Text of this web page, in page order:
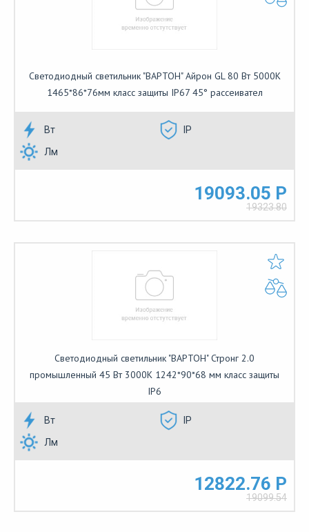
Светодиодный светильник "ВАРТОН" Айрон GL 80 Вт 5000К
1465*86*76мм класс защиты IP67 45° рассеивател
Вт
IP
Лм
19093.05 Р
19323.80
Светодиодный светильник "ВАРТОН" Стронг 2.0
промышленный 45 Вт 3000К 1242*90*68 мм класс защиты
IP6
Вт
IP
Лм
12822.76 Р
19099.54